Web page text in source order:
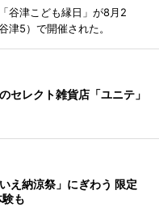
谷津こども縁日」が8月2
津5）で開催された。
セレクト雑貨店「ユニテ」
え納涼祭」にぎわう 限定
も